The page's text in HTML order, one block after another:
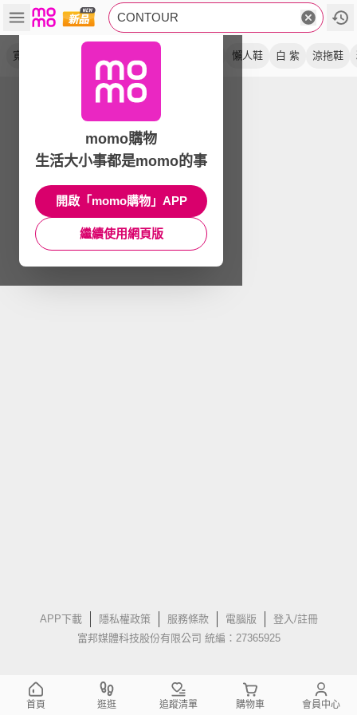
CONTOUR
寬楦款 懶人鞋 白 紫 涼拖鞋
APP下載 隱私權政策 服務條款 電腦版
登入/註冊
富邦媒體科技股份有限公司 統編：27365925
momo購物
生活大小事都是momo的事
開啟「momo購物」APP
繼續使用網頁版
首頁 逛逛 追蹤清單 購物車 會員中心